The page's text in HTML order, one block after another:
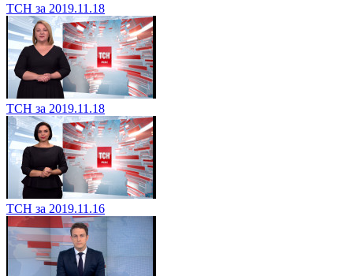
ТСН за 2019.11.18
ТСН за 2019.11.18
ТСН за 2019.11.16